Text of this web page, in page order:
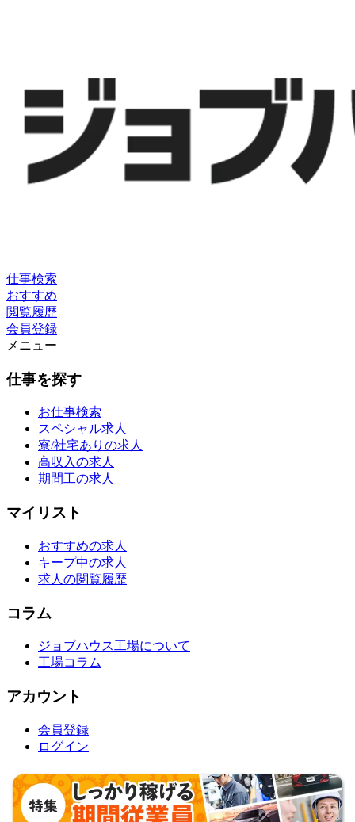
仕事検索
おすすめ
閲覧履歴
会員登録
メニュー
仕事を探す
お仕事検索
スペシャル求人
寮/社宅ありの求人
高収入の求人
期間工の求人
マイリスト
おすすめの求人
キープ中の求人
求人の閲覧履歴
コラム
ジョブハウス工場について
工場コラム
アカウント
会員登録
ログイン